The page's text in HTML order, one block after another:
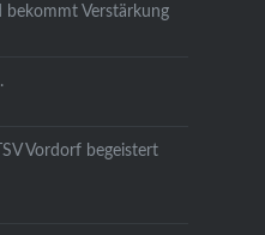
bekommt Verstärkung
Vordorf begeistert